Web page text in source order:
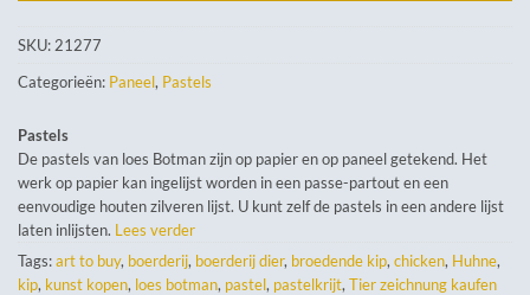
SKU: 21277
Categorieën: Paneel, Pastels
Pastels
De pastels van loes Botman zijn op papier en op paneel getekend. Het
werk op papier kan ingelijst worden in een passe-partout en een
eenvoudige houten zilveren lijst. U kunt zelf de pastels in een andere lijst
laten inlijsten. Lees verder
Tags:art to buy, boerderij, boerderij dier, broedende kip, chicken, Huhne,
kip, kunst kopen, loes botman, pastel, pastelkrijt, Tier zeichnung kaufen